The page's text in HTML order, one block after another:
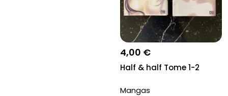
4,00 €
Half & half Tome 1-2
Mangas